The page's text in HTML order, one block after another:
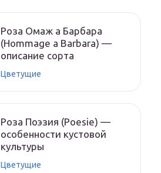
Роза Омаж а Барбара
(Hommage a Barbara) —
описание сорта
Цветущие
Роза Поэзия (Poesie) —
особенности кустовой
культуры
Цветущие